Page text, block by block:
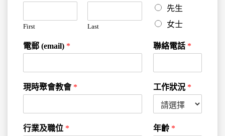
First Last
先生
女士
電郵 (email) * 聯絡電話 *
現時聚會教會 * 工作狀況 *
行業及職位 * 年齡 *